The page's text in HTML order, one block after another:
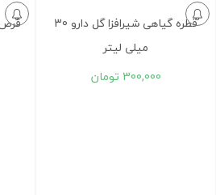
قطره گیاهی شیرافزا گل دارو 30
میلی‎ لیتر
300,000 تومان